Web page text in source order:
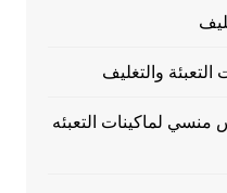
والتغليف
لماكينات التعبئه